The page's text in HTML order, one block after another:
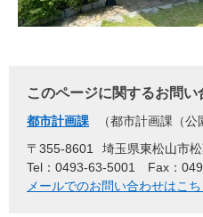
このページに関するお問い
都市計画課
都市計画課（公
〒355-8601
埼玉県東松山市
Tel：0493-63-5001
Fax：
メールでのお問い合わせはこち